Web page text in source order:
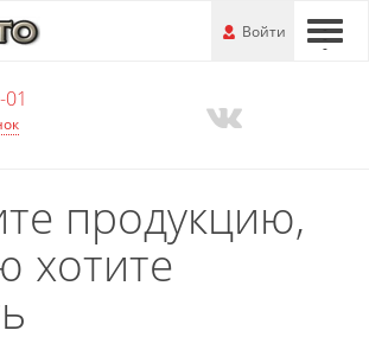
---
Войти
продукцию,
хотите